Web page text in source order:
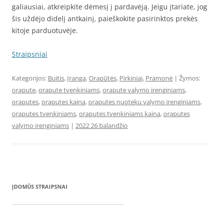
galiausiai, atkreipkite dėmesį į pardavėją. Jeigu įtariate, jog
šis uždėjo didelį antkainį, paieškokite pasirinktos prekės
kitoje parduotuvėje.
Straipsniai
Kategorijos: Buitis, Įranga,Orapūtės, Pirkiniai, Pramonė | Žymos:
orapute,orapute tvenkiniams,orapute valymo irenginiams,
oraputes,oraputes kaina,oraputes nuoteku valymo irenginiams,
oraputes tvenkiniams,oraputes tvenkiniams kaina,oraputes
valymo irenginiams | 2022 26 balandžio
ĮDOMŪS STRAIPSNAI